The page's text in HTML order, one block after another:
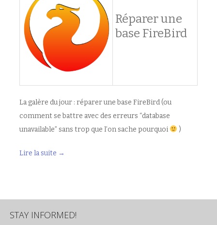
Réparer une
base FireBird
La galère du jour : réparer une base FireBird (ou
comment se battre avec des erreurs “database
unavailable” sans trop que l’on sache pourquoi
)
Lire la suite →
STAY INFORMED!